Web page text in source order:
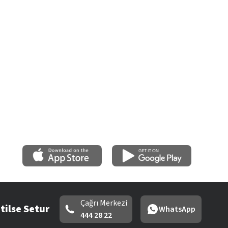
Setur
Çağrı Merkezi
444 28 22
WhatsApp